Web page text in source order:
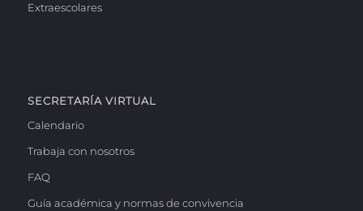
Extraescolares
SECRETARÍA VIRTUAL
Calendario
Trabaja con nosotros
FAQ
Guía académica y normas de convivencia